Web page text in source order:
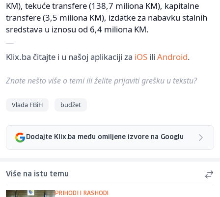
KM), tekuće transfere (138,7 miliona KM), kapitalne
transfere (3,5 miliona KM), izdatke za nabavku stalnih
sredstava u iznosu od 6,4 miliona KM.
Klix.ba čitajte i u našoj aplikaciji za iOS ili Android.
Znate nešto više o temi ili želite prijaviti grešku u tekstu?
Vlada FBiH budžet
Dodajte Klix.ba među omiljene izvore na Googlu
Više na istu temu
PRIHODI I RASHODI